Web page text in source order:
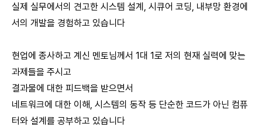
실제 실무에서의 견고한 시스템 설계, 시큐어 코딩, 내부망 환경에
서의 개발을 경험하고 있습니다
현업에 종사하고 계신 멘토님께서 1대 1로 저의 현재 실력에 맞는
과제들을 주시고
결과물에 대한 피드백을 받으면서
네트워크에 대한 이해, 시스템의 동작 등 단순한 코드가 아닌 컴퓨
터와 설계를 공부하고 있습니다